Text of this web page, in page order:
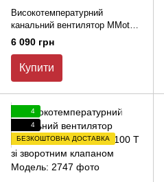
Високотемпературний
канальний вентилятор MMotors
JSC VOK 135/100 Т
6 090 грн
Купити
4
4
БЕЗКОШТОВНА ДОСТАВКА